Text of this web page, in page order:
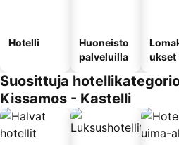
Hotelli
Huoneisto
palveluilla
ukset
Suosittuja
Kissamos - Kastelli